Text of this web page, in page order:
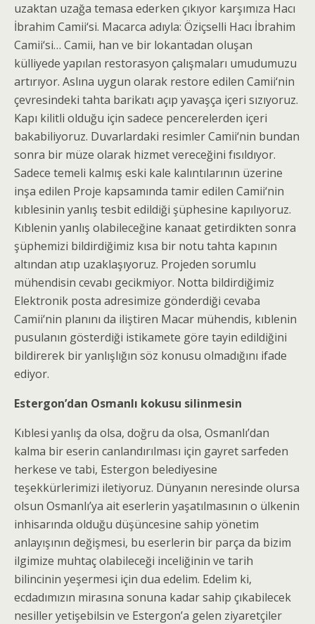
uzaktan uzağa temasa ederken çıkıyor karşımıza Hacı
İbrahim Camii‘si. Macarca adıyla: Öziçselli Hacı İbrahim
Camii‘si… Camii, han ve bir lokantadan oluşan
külliyede yapılan restorasyon çalışmaları umudumuzu
artırıyor. Aslına uygun olarak restore edilen Camii‘nin
çevresindeki tahta barikatı açıp yavaşça içeri sızıyoruz.
Kapı kilitli olduğu için sadece pencerelerden içeri
bakabiliyoruz. Duvarlardaki resimler Camii‘nin bundan
sonra bir müze olarak hizmet vereceğini fısıldıyor.
Sadece temeli kalmış eski kale kalıntılarının üzerine
inşa edilen Proje kapsamında tamir edilen Camii‘nin
kıblesinin yanlış tesbit edildiği şüphesine kapılıyoruz.
Kıblenin yanlış olabileceğine kanaat getirdikten sonra
şüphemizi bildirdiğimiz kısa bir notu tahta kapının
altından atıp uzaklaşıyoruz. Projeden sorumlu
mühendisin cevabı gecikmiyor. Notta bildirdiğimiz
Elektronik posta adresimize gönderdiği cevaba
Camii‘nin planını da iliştiren Macar mühendis, kıblenin
pusulanın gösterdiği istikamete göre tayin edildiğini
bildirerek bir yanlışlığın söz konusu olmadığını ifade
ediyor.
Estergon’dan Osmanlı kokusu silinmesin
Kıblesi yanlış da olsa, doğru da olsa, Osmanlı’dan
kalma bir eserin canlandırılması için gayret sarfeden
herkese ve tabi, Estergon belediyesine
teşekkürlerimizi iletiyoruz. Dünyanın neresinde olursa
olsun Osmanlı’ya ait eserlerin yaşatılmasının o ülkenin
inhisarında olduğu düşüncesine sahip yönetim
anlayışının değişmesi, bu eserlerin bir parça da bizim
ilgimize muhtaç olabileceği inceliğinin ve tarih
bilincinin yeşermesi için dua edelim. Edelim ki,
ecdadımızın mirasına sonuna kadar sahip çıkabilecek
nesiller yetişebilsin ve Estergon’a gelen ziyaretçiler